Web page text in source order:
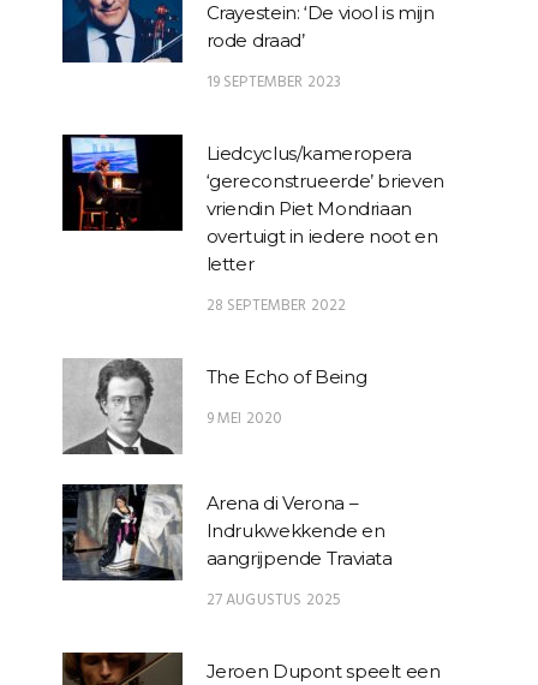
Crayestein: ‘De viool is mijn
rode draad’
19 SEPTEMBER 2023
Liedcyclus/kameropera
‘gereconstrueerde’ brieven
vriendin Piet Mondriaan
overtuigt in iedere noot en
letter
28 SEPTEMBER 2022
The Echo of Being
9 MEI 2020
Arena di Verona –
Indrukwekkende en
aangrijpende Traviata
27 AUGUSTUS 2025
Jeroen Dupont speelt een